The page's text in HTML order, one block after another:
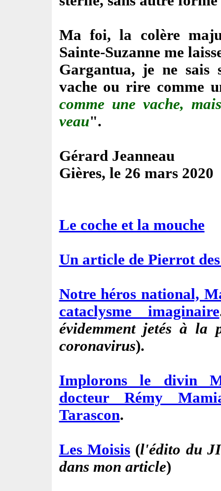
Ma foi, la colère
Sainte-Suzanne me
Gargantua, je ne sais
vache ou rire comme
comme une vache,
veau".
Gérard Jeanneau
Gières, le 26 mars 2020
Le coche et la mouche
Un article de Pierrot
Notre héros national,
cataclysme imaginaire
évidemment jetés à la
coronavirus).
Implorons le divin
docteur Rémy
Tarascon.
Les Moisis(l'édito du
dans mon article)